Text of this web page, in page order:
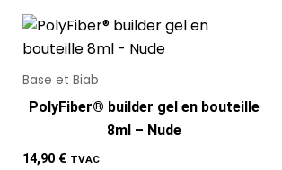
Base et Biab
PolyFiber® builder gel en bouteille
8ml – Nude
14,90 € TVAC